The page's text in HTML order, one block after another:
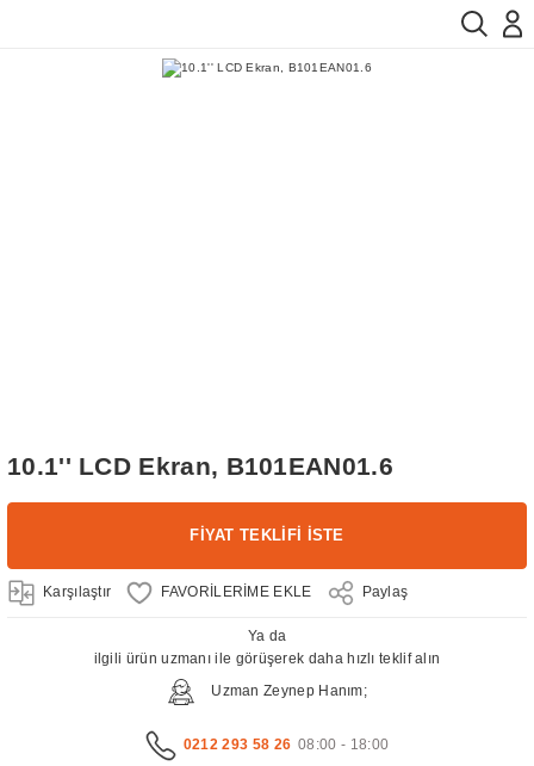
10.1'' LCD Ekran, B101EAN01.6
FİYAT TEKLİFİ İSTE
Karşılaştır Paylaş
Ya da
ilgili ürün uzmanı ile görüşerek daha hızlı teklif alın
Uzman Zeynep Hanım;
0212 293 58 26 08:00 - 18:00